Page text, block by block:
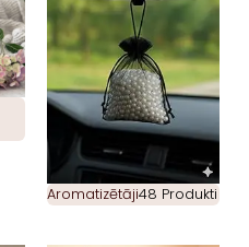
Aromatizētāji48 Produkti